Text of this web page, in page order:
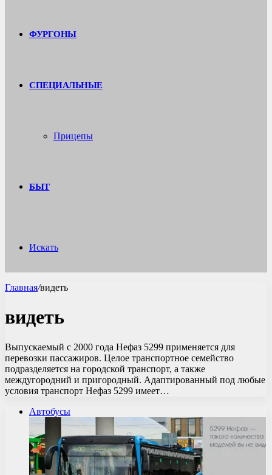
ФУРГОНЫ
СПЕЦИАЛЬНЫЕ
Прицепы
БЫТ
Искать
Главная/видеть
видеть
Выпускаемый с 2000 года Нефаз 5299 применяется для
перевозки пассажиров. Целое транспортное семейство
подразделяется на городской транспорт, а также
междугородний и пригородный. Адаптированный под любые
условия транспорт Нефаз 5299 имеет…
Автобусы